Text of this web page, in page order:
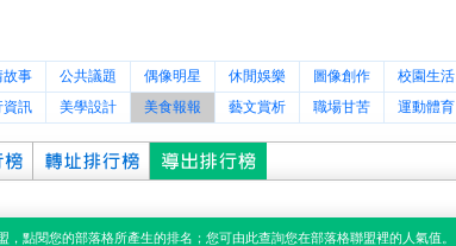
故事 公共議題 偶像明星 休閒娛樂 圖像創作 校園生活
資訊 美學設計 美食報報 藝文賞析 職場甘苦 運動體育
，點閱您的部落格所產生的排名；您可由此查詢您在部落格聯盟裡的人氣值。